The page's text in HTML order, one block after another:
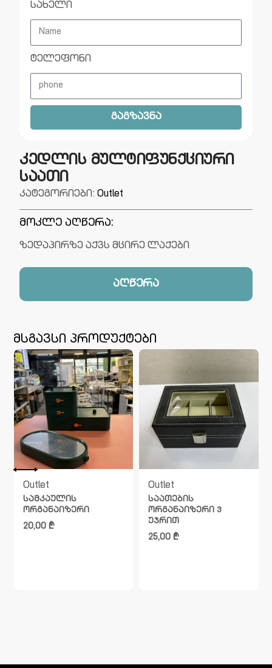
სახელი
ტელეფონი
გაგზავნა
კედლის მულტიფუნქციური
საათი
კატეგორიები: Outlet
მოკლე აღწერა:
ზედაპირზე აქვს მცირე ლაქები
აღწერა
მსგავსი პროდუქტები
Outlet
სამკაულის
ორგანაიზერი
20,00 ₾
Outlet
საათების
ორგანაიზერი 3
უჯრით
25,00₾